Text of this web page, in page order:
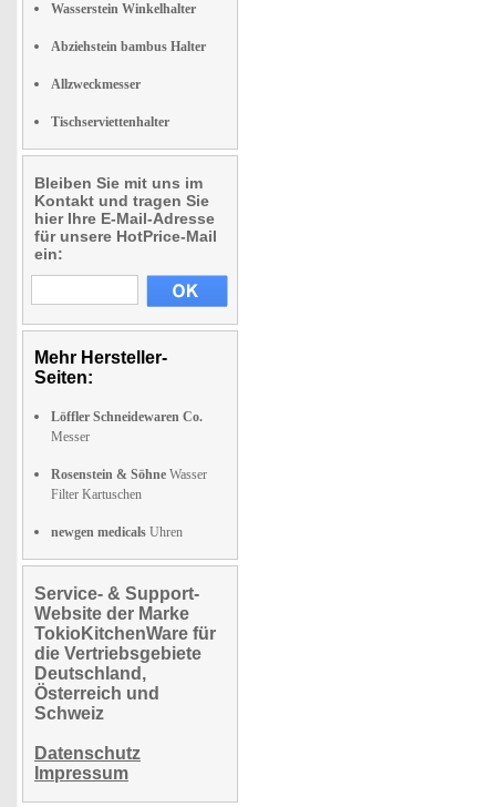
Wasserstein Winkelhalter
Abziehstein bambus Halter
Allzweckmesser
Tischserviettenhalter
Bleiben Sie mit uns im
Kontakt und tragen Sie
hier Ihre E-Mail-Adresse
für unsere HotPrice-Mail
ein:
Mehr Hersteller-
Seiten:
Löffler Schneidewaren Co.
Messer
Rosenstein & Söhne Wasser
Filter Kartuschen
newgen medicals Uhren
Service- & Support-
Website der Marke
TokioKitchenWare für
die Vertriebsgebiete
Deutschland,
Österreich und
Schweiz
Datenschutz
Impressum